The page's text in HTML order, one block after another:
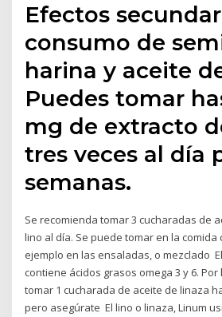
Efectos
consumo de
harina y aceite
Puedes tomar
mg de extracto
tres veces al día
semanas.
Se recomienda tomar 3 cucharadas de
lino al día. Se puede tomar en la
ejemplo en las ensaladas, o mezclado
contiene ácidos grasos omega 3 y 6.
tomar 1 cucharada de aceite de linaza
pero asegúrate El lino o linaza, Linum